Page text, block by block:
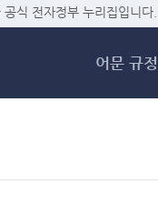
메
식 전자정부 누리집입니다.
어문 규정